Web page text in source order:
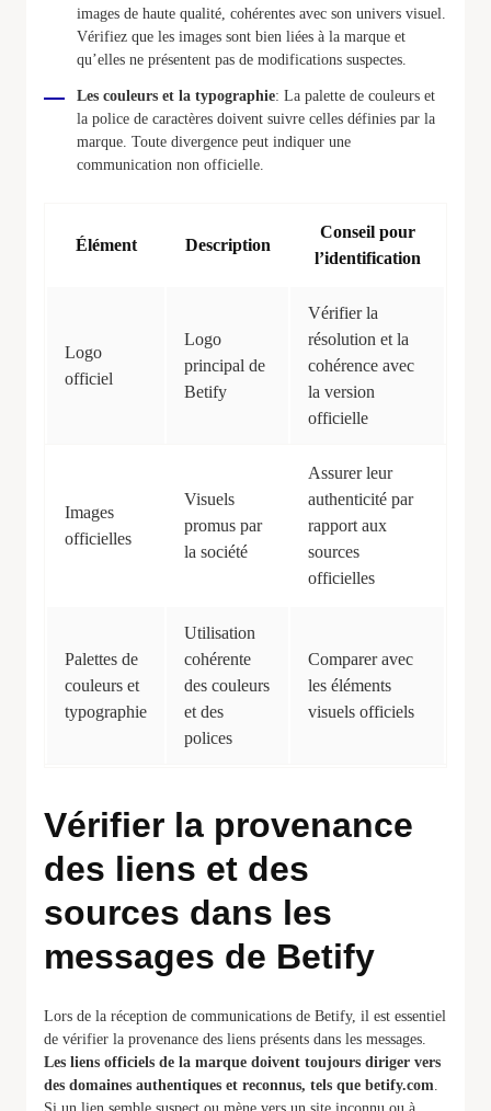
images de haute qualité, cohérentes avec son univers visuel.
Vérifiez que les images sont bien liées à la marque et
qu’elles ne présentent pas de modifications suspectes.
Les couleurs et la typographie: La palette de couleurs et
la police de caractères doivent suivre celles définies par la
marque. Toute divergence peut indiquer une
communication non officielle.
Élément Description
Conseil pour
l’identification
Logo
officiel
Logo
principal de
Betify
Vérifier la
résolution et la
cohérence avec
la version
officielle
Images
officielles
Visuels
promus par
la société
Assurer leur
authenticité par
rapport aux
sources
officielles
Palettes de
couleurs et
typographie
Utilisation
cohérente
des couleurs
et des
polices
Comparer avec
les éléments
visuels officiels
Vérifier la provenance
des liens et des
sources dans les
messages de Betify
Lors de la réception de communications de Betify, il est essentiel
de vérifier la provenance des liens présents dans les messages.
Les liens officiels de la marque doivent toujours diriger vers
des domaines authentiques et reconnus, tels que betify.com.